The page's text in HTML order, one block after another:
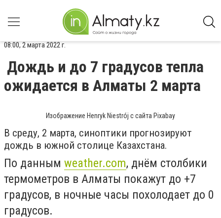
08:00, 2 марта 2022 г.
Дождь и до 7 градусов тепла
ожидается в Алматы 2 марта
Изображение Henryk Niestrój с сайта Pixabay
В среду, 2 марта, синоптики прогнозируют
дождь в южной столице Казахстана.
По данным weather.com, днём столбики
термометров в Алматы покажут до +7
градусов, в ночные часы похолодает до 0
градусов.